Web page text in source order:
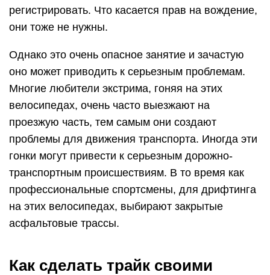
регистрировать. Что касается прав на вождение,
они тоже не нужны.
Однако это очень опасное занятие и зачастую
оно может приводить к серьезным проблемам.
Многие любители экстрима, гоняя на этих
велосипедах, очень часто выезжают на
проезжую часть, тем самым они создают
проблемы для движения транспорта. Иногда эти
гонки могут привести к серьезным дорожно-
транспортным происшествиям. В то время как
профессиональные спортсмены, для дрифтинга
на этих велосипедах, выбирают закрытые
асфальтовые трассы.
Как сделать трайк своими